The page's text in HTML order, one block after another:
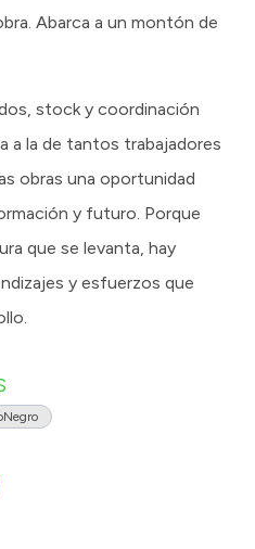
Abarca a un montón de
stock y coordinación
a la de tantos trabajadores
obras una oportunidad
y futuro. Porque
que se levanta, hay
y esfuerzos que